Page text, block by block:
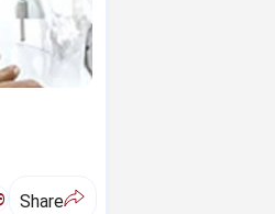
Share